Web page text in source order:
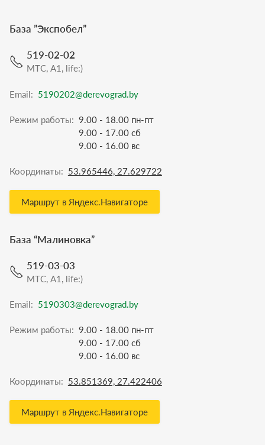
База ”Экспобел”
519-02-02
МТС, A1, life:)
Email: 5190202@derevograd.by
Режим работы: 9.00 - 18.00 пн-пт
9.00 - 17.00 сб
9.00 - 16.00 вс
Координаты: 53.965446, 27.629722
Маршрут в Яндекс.Навигаторе
База “Малиновка”
519-03-03
МТС, A1, life:)
Email: 5190303@derevograd.by
Режим работы: 9.00 - 18.00 пн-пт
9.00 - 17.00 сб
9.00 - 16.00 вс
Координаты: 53.851369, 27.422406
Маршрут в Яндекс.Навигаторе